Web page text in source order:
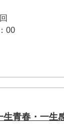
00
青春・一生